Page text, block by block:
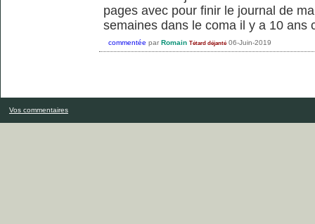
pages avec pour finir le journal de
semaines dans le coma il y a 10 ans
commentée par Romain Tétard déjanté 06-Juin-2019
Vos commentaires